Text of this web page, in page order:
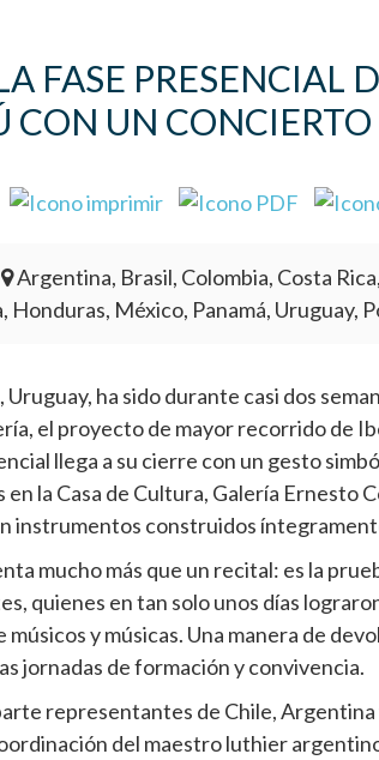
FASE PRESENCIAL
CON UN
Argentina, Brasil, Colombia, Costa
Honduras, México, Panamá, Uruguay,
Uruguay, ha sido durante casi dos
el proyecto de mayor recorrido de
llega a su cierre con un gesto
la Casa de Cultura, Galería Ernesto
instrumentos construidos
mucho más que un recital: es la
quienes en tan solo unos días
músicos y músicas. Una manera de
jornadas de formación y convivencia.
representantes de Chile, Argentina
del maestro luthier